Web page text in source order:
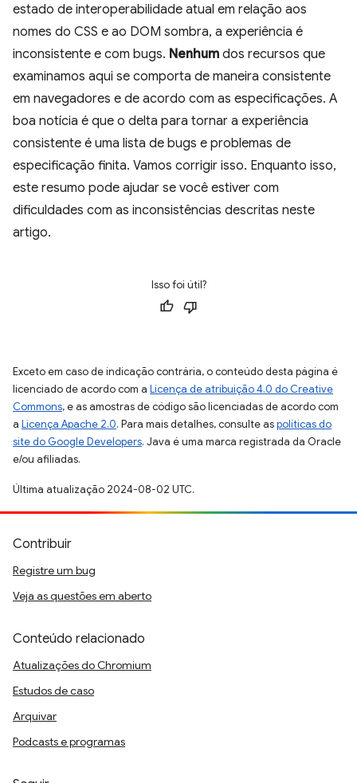
estado de interoperabilidade atual em relação aos
nomes do CSS e ao DOM sombra, a experiência é
inconsistente e com bugs. Nenhum dos recursos que
examinamos aqui se comporta de maneira consistente
em navegadores e de acordo com as especificações. A
boa notícia é que o delta para tornar a experiência
consistente é uma lista de bugs e problemas de
especificação finita. Vamos corrigir isso. Enquanto isso,
este resumo pode ajudar se você estiver com
dificuldades com as inconsistências descritas neste
artigo.
Isso foi útil?
Exceto em caso de indicação contrária, o conteúdo desta página é
licenciado de acordo com a Licença de atribuição 4.0 do Creative
Commons, e as amostras de código são licenciadas de acordo com
a Licença Apache 2.0. Para mais detalhes, consulte aspolíticas do
site do Google Developers. Java é uma marca registrada da Oracle
e/ou afiliadas.
Última atualização 2024-08-02 UTC.
Contribuir
Registre um bug
Veja as questões em aberto
Conteúdo relacionado
Atualizações do Chromium
Estudos de caso
Arquivar
Podcasts e programas